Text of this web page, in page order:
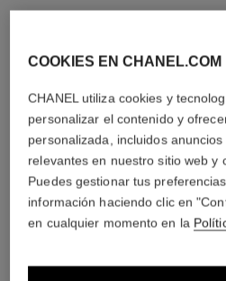
COOKIES EN CHANEL.COM
CHANEL utiliza cookies y
personalizar el contenido y
personalizada, incluidos
relevantes en nuestro sitio web y
Puedes gestionar tus
información haciendo clic en
en cualquier momento en la